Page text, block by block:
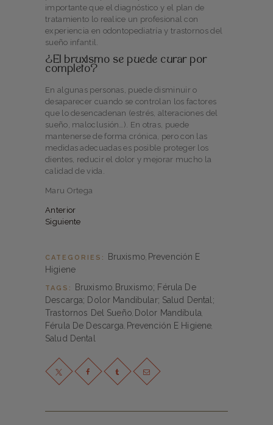
importante que el diagnóstico y el plan de
tratamiento lo realice un profesional con
experiencia en odontopediatría y trastornos del
sueño infantil.
¿El bruxismo se puede curar por
completo?
En algunas personas, puede disminuir o
desaparecer cuando se controlan los factores
que lo desencadenan (estrés, alteraciones del
sueño, maloclusión…). En otras, puede
mantenerse de forma crónica, pero con las
medidas adecuadas es posible proteger los
dientes, reducir el dolor y mejorar mucho la
calidad de vida.
Maru Ortega
Anterior
Siguiente
CATEGORIES: Bruxismo Prevención E
Higiene
TAGS: Bruxismo, Bruxismo; Férula De
Descarga; Dolor Mandibular; Salud Dental;
Trastornos Del Sueño, Dolor Mandíbula,
Férula De Descarga , Prevención E Higiene,
Salud Dental